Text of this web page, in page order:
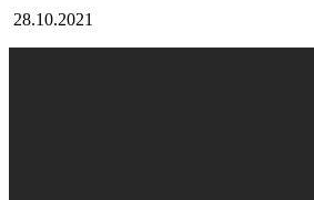
28.10.2021